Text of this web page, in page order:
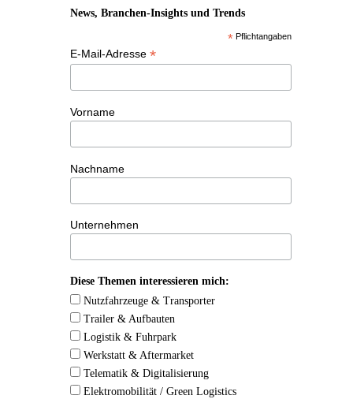
News, Branchen-Insights und Trends
* Pflichtangaben
E-Mail-Adresse *
Vorname
Nachname
Unternehmen
Diese Themen interessieren mich:
Nutzfahrzeuge & Transporter
Trailer & Aufbauten
Logistik & Fuhrpark
Werkstatt & Aftermarket
Telematik & Digitalisierung
Elektromobilität / Green Logistics